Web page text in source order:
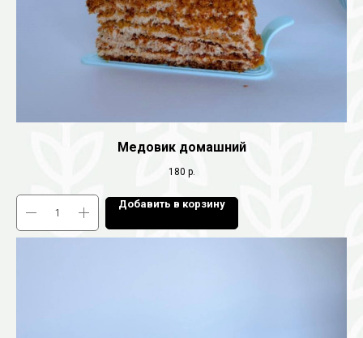
Медовик домашний
180 р.
Добавить в корзину